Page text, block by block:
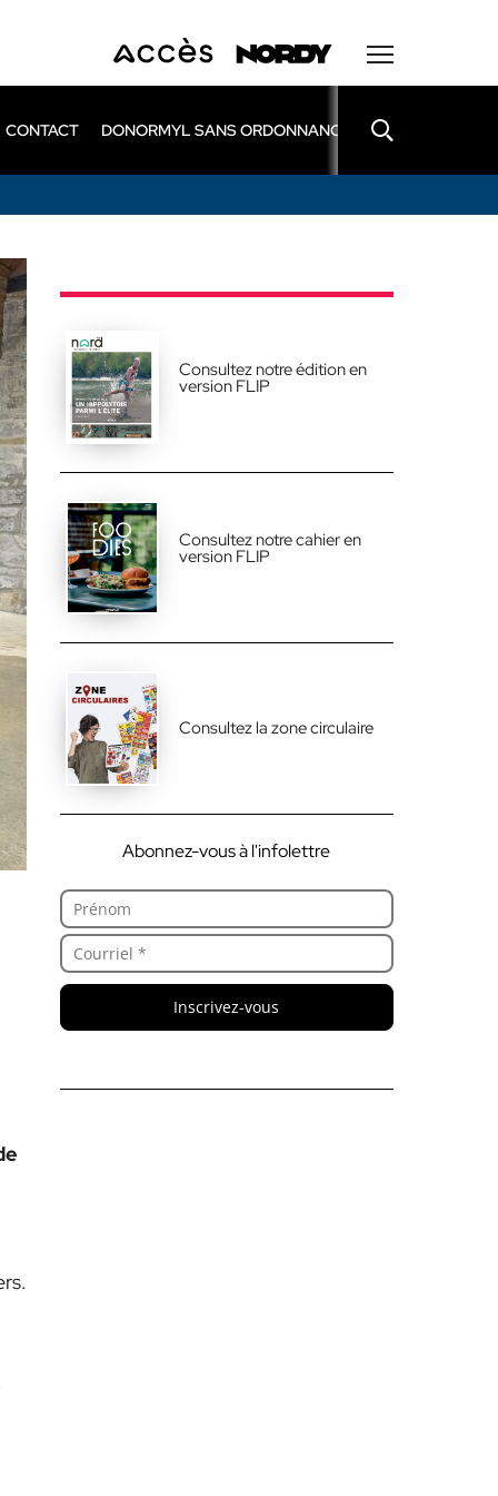
CONTACT DONORMYL SANS ORDONNANCE LEXOMIL SANS
Consultez notre édition en
version FLIP
Consultez notre cahier en
version FLIP
Consultez la zone circulaire
Abonnez-vous à l'infolettre
Inscrivez-vous